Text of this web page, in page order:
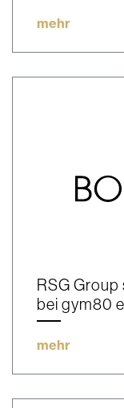
mehr
RSG
bei gym80
mehr